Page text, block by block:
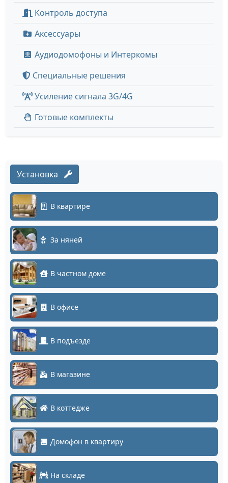
Контроль доступа
Аксессуары
Аудиодомофоны и Интеркомы
Специальные решения
Усиление сигнала 3G/4G
Готовые комплекты
Установка
В квартире
За няней
В частном доме
В офисе
В подъезде
В магазине
В коттедже
Домофон в квартиру
На складе